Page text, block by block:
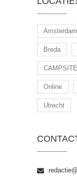
Amsterdam
Breda
Online
Utrecht